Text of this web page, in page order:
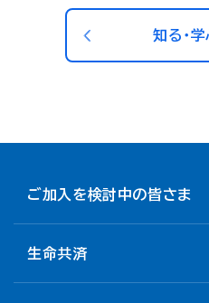
知る・
ご加入を検討中の皆さま
生命共済